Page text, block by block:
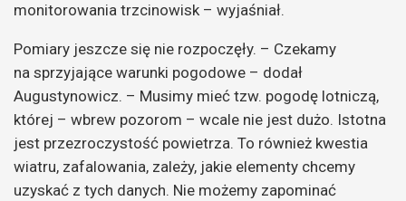
monitorowania trzcinowisk – wyjaśniał.
Pomiary jeszcze się nie rozpoczęły. – Czekamy
na sprzyjające warunki pogodowe – dodał
Augustynowicz. – Musimy mieć tzw. pogodę lotniczą,
której – wbrew pozorom – wcale nie jest dużo. Istotna
jest przezroczystość powietrza. To również kwestia
wiatru, zafalowania, zależy, jakie elementy chcemy
uzyskać z tych danych. Nie możemy zapominać